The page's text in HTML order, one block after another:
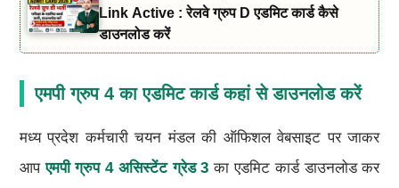
Link Active : रेलवे ग्रुप D एडमिट कार्ड कैसे
डाउनलोड करें
एमपी ग्रुप 4 का एडमिट कार्ड कहां से डाउनलोड करें
मध्य प्रदेश कर्मचारी चयन मंडल की ऑफिशल वेबसाइट पर जाकर
आपएमपी ग्रुप 4 असिस्टेंट ग्रेड 3का एडमिट कार्ड डाउनलोड कर